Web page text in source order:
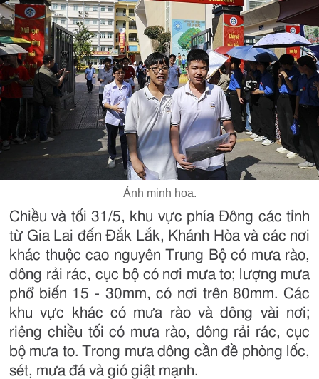
Ảnh minh hoạ.
Chiều và tối 31/5, khu vực phía Đông các tỉnh
từ Gia Lai đến Đắk Lắk, Khánh Hòa và các nơi
khác thuộc cao nguyên Trung Bộ có mưa rào,
dông rải rác, cục bộ có nơi mưa to; lượng mưa
phổ biến 15 - 30mm, có nơi trên 80mm. Các
khu vực khác có mưa rào và dông vài nơi;
riêng chiều tối có mưa rào, dông rải rác, cục
bộ mưa to. Trong mưa dông cần đề phòng lốc,
sét, mưa đá và gió giật mạnh.